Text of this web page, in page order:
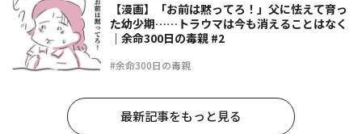
#余命300日の毒親
【漫画】「お前は黙ってろ！」父に怯えて育っ
た幼少期……トラウマは今も消えることはなく
｜余命300日の毒親 #2
最新記事をもっと見る